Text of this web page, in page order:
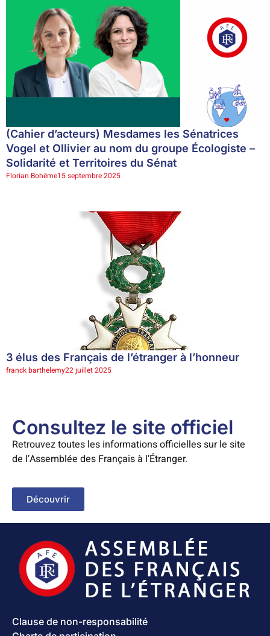
(Cahier d’acteurs) Mesdames les Sénatrices
Vogel et Ollivier au nom du groupe Écologiste –
Solidarité et Territoires du Sénat
Florian Bohême15 septembre 2025
3 élus des Français de l’étranger à l’honneur
franck barthelemy22 juillet 2025
Consultez le site officiel
Retrouvez toutes les informations officielles sur le site
de l’Assemblée des Français à l’Étranger.
Découvrir
Clause de non-responsabilité